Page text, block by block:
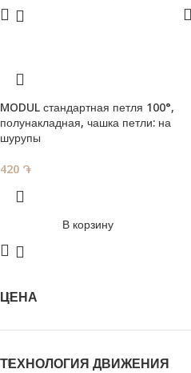
ЦЕНА
ТЕХНОЛОГИЯ ДВИЖЕНИЯ
MODUL стандартная петля 100°,
полунакладная, чашка петли: на
шурупы
420 ֏
В корзину